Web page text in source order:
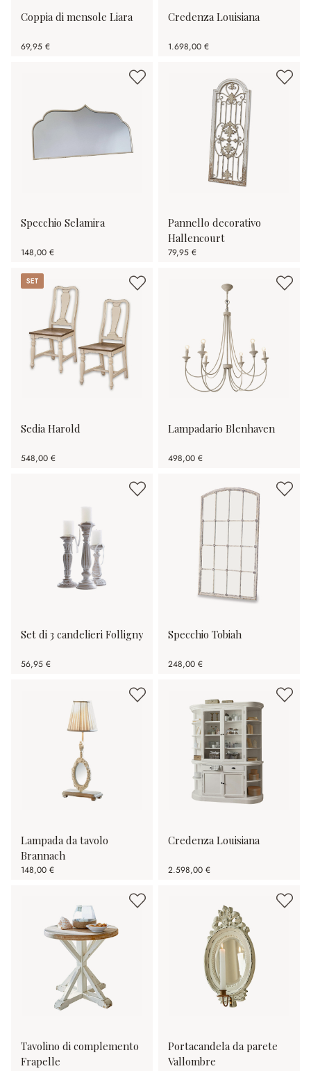
Coppia di mensole Liara
69,95 €
Credenza Louisiana
1.698,00 €
Specchio Selamira
148,00 €
Pannello decorativo
Hallencourt
79,95 €
Set
Sedia Harold
548,00 €
Lampadario Blenhaven
498,00 €
Set di 3 candelieri Folligny
56,95 €
Specchio Tobiah
248,00 €
Lampada da tavolo
Brannach
148,00 €
Credenza Louisiana
2.598,00 €
Tavolino di complemento
Frapelle
Portacandela da parete
Vallombre